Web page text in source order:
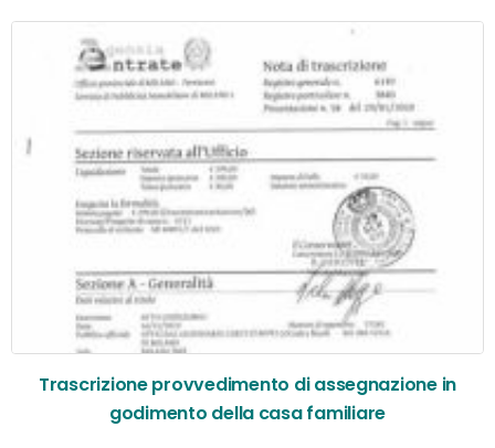
Trascrizione provvedimento di assegnazione in
godimento della casa familiare